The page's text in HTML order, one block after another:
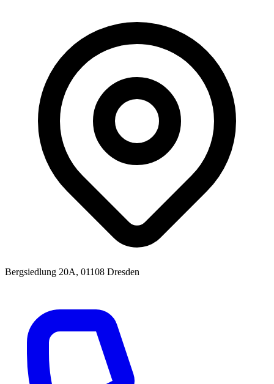
Bergsiedlung 20A, 01108 Dresden